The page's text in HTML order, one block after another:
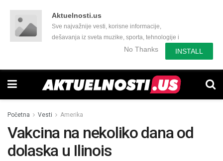
Aktuelnosti.us
Sve najvažnije vesti, korisne informacije,
dešavanja iz sveta muzike, sporta, tehnologije i
još mnogo toga zanimljivog.No Thanks INSTALL
Početna Vesti Amerika
Vakcina na nekoliko dana od
dolaska u Ilinois